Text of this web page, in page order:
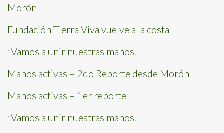
Morón
Fundación Tierra Viva vuelve a la costa
¡Vamos a unir nuestras manos!
Manos activas – 2do Reporte desde Morón
Manos activas – 1er reporte
¡Vamos a unir nuestras manos!